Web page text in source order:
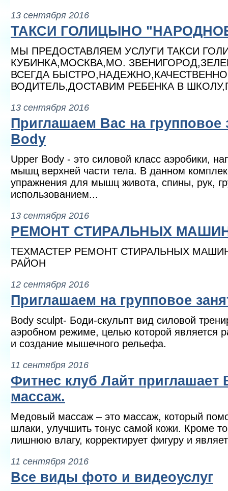
13 сентября 2016
ТАКСИ ГОЛИЦЫНО
МЫ ПРЕДОСТАВЛЯЕМ УСЛУГИ ТАКСИ
КУБИНКА,МОСКВА,МО.
ВСЕГДА
ВОДИТЕЛЬ,ДОСТАВИМ РЕБЕНКА В
13 сентября 2016
Приглашаем Вас на групповое
Body
Upper Body - это силовой класс аэробики,
мышц верхней части тела. В данном
упражнения для мышц живота, спины, рук,
использованием...
13 сентября 2016
РЕМОНТ СТИРАЛЬНЫХ
ТЕХМАСТЕР РЕМОНТ СТИРАЛЬНЫХ
РАЙОН
12 сентября 2016
Приглашаем на групповое
Body sculpt- Боди-скульпт вид силовой
аэробном режиме, целью которой является
и создание мышечного рельефа.
11 сентября 2016
Фитнес клуб Лайт
массаж.
Медовый массаж – это массаж, который
шлаки, улучшить тонус самой кожи. Кроме
лишнюю влагу, корректирует фигуру и
11 сентября 2016
Все виды фото и видеоуслуг